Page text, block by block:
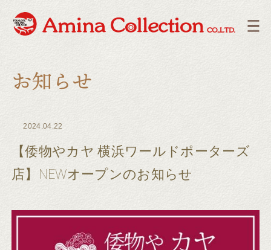
2024.04.22
【倭物やカヤ 横浜ワールドポーターズ
店】NEWオープンのお知らせ